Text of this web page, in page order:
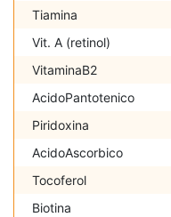
Tiamina
Vit. A (retinol)
VitaminaB2
AcidoPantotenico
Piridoxina
AcidoAscorbico
Tocoferol
Biotina